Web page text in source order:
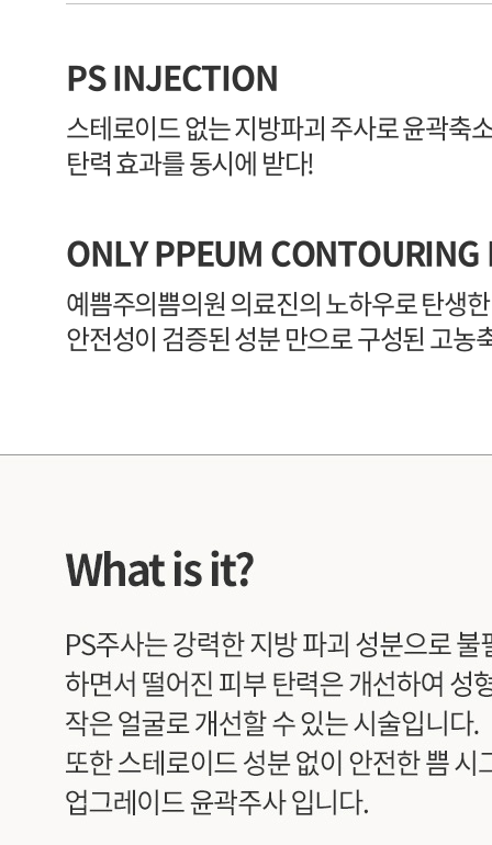
PS INJECTION
스테로이드 없는 지방파괴 주사로 윤곽축
탄력 효과를 동시에 받다!
ONLY PPEUM CONTOURING
예쁨주의쁨의원 의료진의 노하우로 탄생한
안전성이 검증된 성분 만으로 구성된 고농